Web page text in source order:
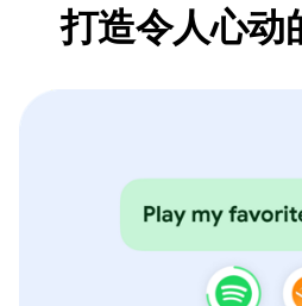
打造令人心动